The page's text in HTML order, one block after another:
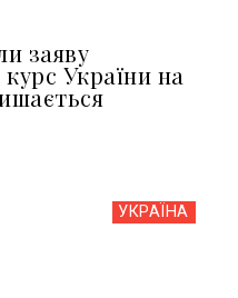
заяву
України на
УКРАЇНА